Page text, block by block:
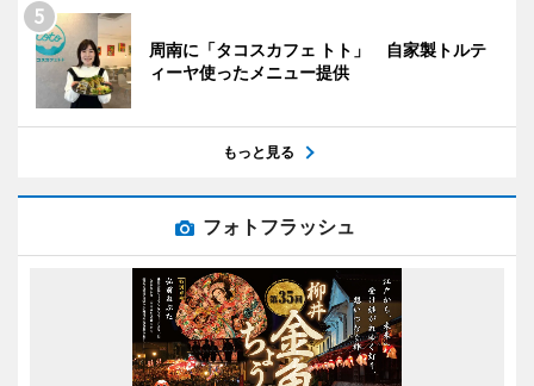
周南に「タコスカフェ トト」 自家製トルテ
ィーヤ使ったメニュー提供
もっと見る
フォトフラッシュ